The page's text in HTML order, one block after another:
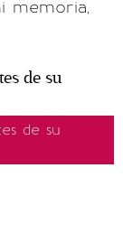
memoria,
de su